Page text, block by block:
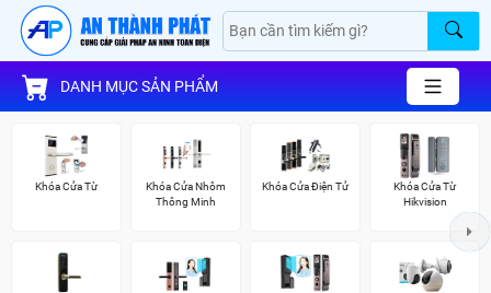
DANH MỤC SẢN PHẨM
Khóa Cửa Từ
Khóa Cửa Nhôm
Thông Minh
Khóa Cửa Điện Tử
Khóa Cửa Từ
Hikvision